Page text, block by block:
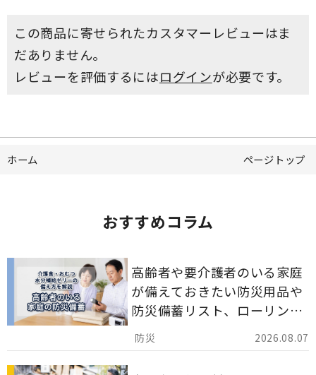
この商品に寄せられたカスタマーレビューはま
だありません。
レビューを評価するにはログインが必要です。
ホーム ページトップ
おすすめコラム
2026.08.07
高齢者や要介護者のいる家庭
が備えておきたい防災用品や
防災備蓄リスト、ローリング
ストックのポイントについて
解説します。